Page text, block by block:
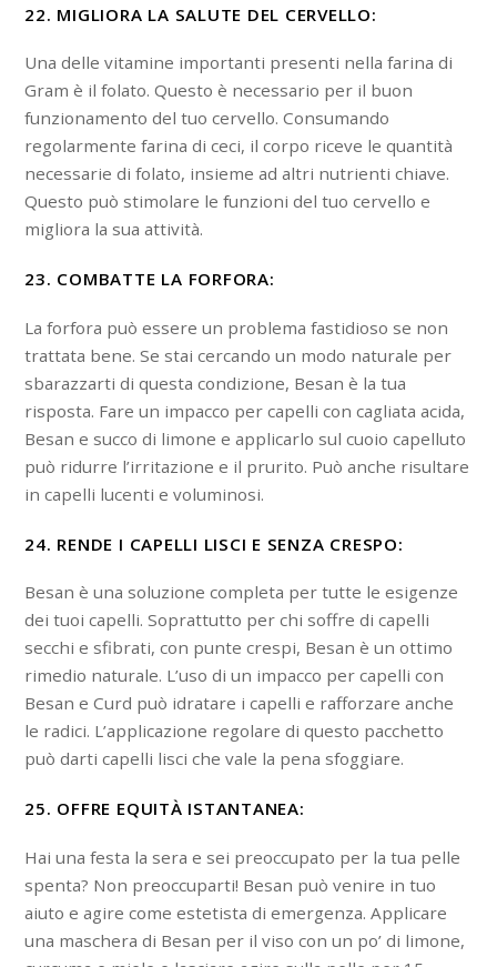
22. MIGLIORA LA SALUTE DEL CERVELLO:
Una delle vitamine importanti presenti nella farina di
Gram è il folato. Questo è necessario per il buon
funzionamento del tuo cervello. Consumando
regolarmente farina di ceci, il corpo riceve le quantità
necessarie di folato, insieme ad altri nutrienti chiave.
Questo può stimolare le funzioni del tuo cervello e
migliora la sua attività.
23. COMBATTE LA FORFORA:
La forfora può essere un problema fastidioso se non
trattata bene. Se stai cercando un modo naturale per
sbarazzarti di questa condizione, Besan è la tua
risposta. Fare un impacco per capelli con cagliata acida,
Besan e succo di limone e applicarlo sul cuoio capelluto
può ridurre l’irritazione e il prurito. Può anche risultare
in capelli lucenti e voluminosi.
24. RENDE I CAPELLI LISCI E SENZA CRESPO:
Besan è una soluzione completa per tutte le esigenze
dei tuoi capelli. Soprattutto per chi soffre di capelli
secchi e sfibrati, con punte crespi, Besan è un ottimo
rimedio naturale. L’uso di un impacco per capelli con
Besan e Curd può idratare i capelli e rafforzare anche
le radici. L’applicazione regolare di questo pacchetto
può darti capelli lisci che vale la pena sfoggiare.
25. OFFRE EQUITÀ ISTANTANEA:
Hai una festa la sera e sei preoccupato per la tua pelle
spenta? Non preoccuparti! Besan può venire in tuo
aiuto e agire come estetista di emergenza. Applicare
una maschera di Besan per il viso con un po’ di limone,